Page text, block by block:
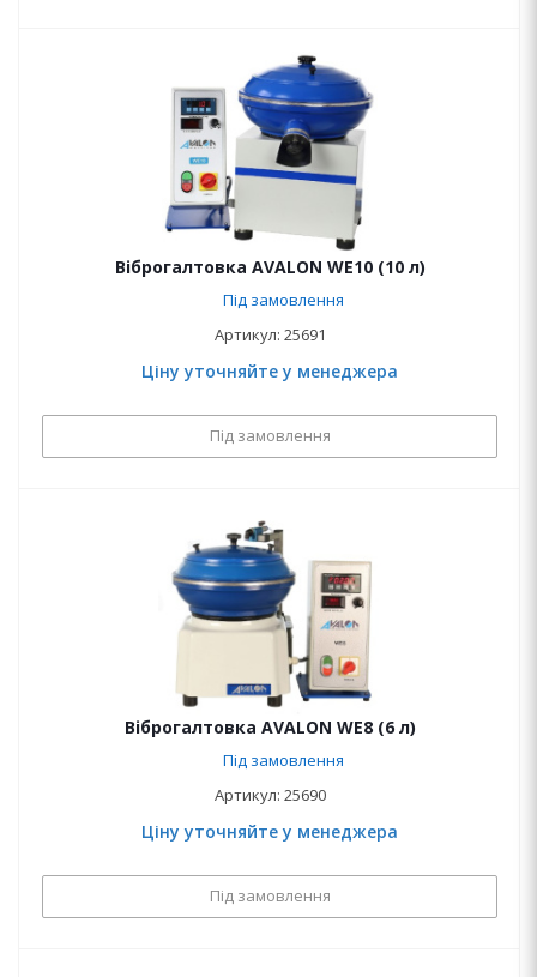
Віброгалтовка AVALON WE10 (10 л)
Під замовлення
Артикул: 25691
Ціну уточняйте у менеджера
Під замовлення
Віброгалтовка AVALON WE8 (6 л)
Під замовлення
Артикул: 25690
Ціну уточняйте у менеджера
Під замовлення